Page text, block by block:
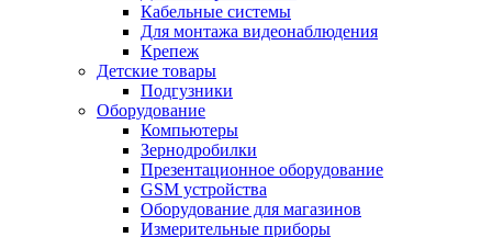
Кабельные системы
Для монтажа видеонаблюдения
Крепеж
Детские товары
Подгузники
Оборудование
Компьютеры
Зернодробилки
Презентационное оборудование
GSM устройства
Оборудование для магазинов
Измерительные приборы